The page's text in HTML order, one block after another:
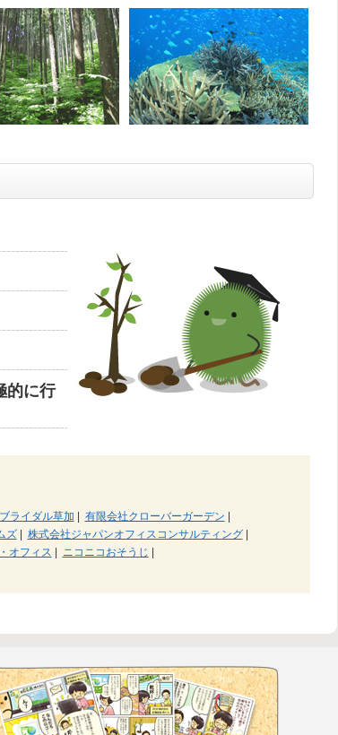
的に行
ブライダル草加 有限会社クローバーガーデン
ズ| 株式会社ジャパンオフィスコンサルティング|
オフィス ニコニコおそうじ